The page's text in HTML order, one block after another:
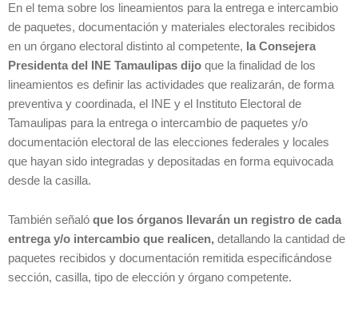
En el tema sobre los lineamientos para la entrega e intercambio
de paquetes, documentación y materiales electorales recibidos
en un órgano electoral distinto al competente, la Consejera
Presidenta del INE Tamaulipas dijo que la finalidad de los
lineamientos es definir las actividades que realizarán, de forma
preventiva y coordinada, el INE y el Instituto Electoral de
Tamaulipas para la entrega o intercambio de paquetes y/o
documentación electoral de las elecciones federales y locales
que hayan sido integradas y depositadas en forma equivocada
desde la casilla.
También señaló que los órganos llevarán un registro de cada
entrega y/o intercambio que realicen, detallando la cantidad de
paquetes recibidos y documentación remitida especificándose
sección, casilla, tipo de elección y órgano competente.